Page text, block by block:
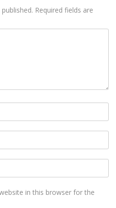
Required fields are
in this browser for the